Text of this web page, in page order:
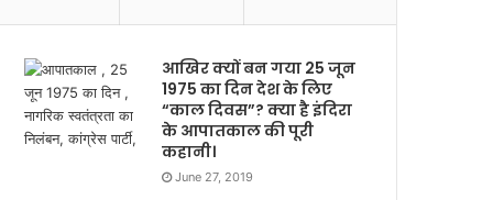
आखिर क्यों बन गया 25 जून
1975 का दिन देश के लिए
“काल दिवस”? क्या है इंदिरा
के आपातकाल की पूरी
कहानी।
June 27, 2019